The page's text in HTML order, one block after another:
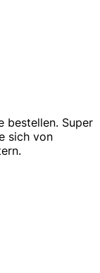
bestellen. Super
sich von